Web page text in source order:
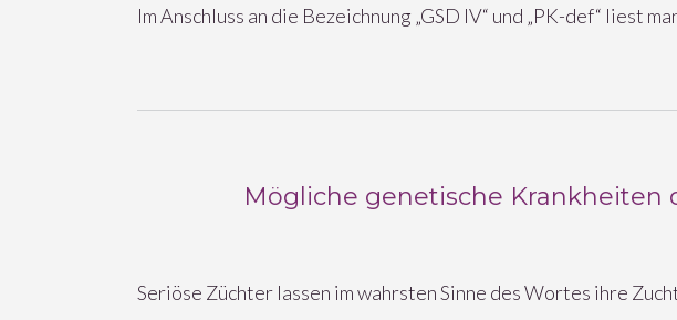
Im Anschluss an die Bezeichnung „GSD IV“ und „PK-def“ liest
Mögliche genetische Krankheiten
Seriöse Züchter lassen im wahrsten Sinne des Wortes ihre